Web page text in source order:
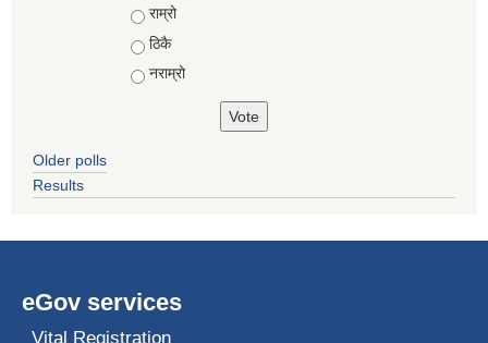
राम्रो
ठिकै
नराम्रो
Older polls
Results
eGov services
Vital Registration